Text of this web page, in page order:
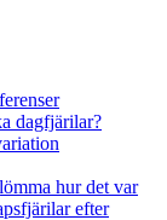
dagfjärilar?
hur det var
efter